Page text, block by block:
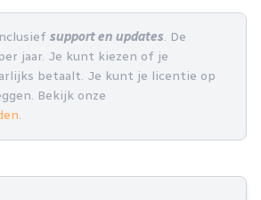
support en updates. De
jaar. Je kunt kiezen of je
betaalt. Je kunt je licentie op
Bekijk onze
.